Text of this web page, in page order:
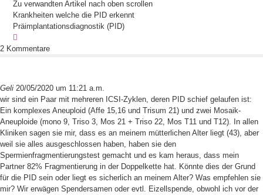
Zu verwandten Artikel nach oben scrollen
Krankheiten welche die PID erkennt
Präimplantationsdiagnostik (PID)
2 Kommentare
Geli 20/05/2020 um 11:21 a.m.
wir sind ein Paar mit mehreren ICSI-Zyklen, deren PID schief gelaufen ist:
Ein komplexes Aneuploid (Affe 15,16 und Trisum 21) und zwei Mosaik-
Aneuploide (mono 9, Triso 3, Mos 21 + Triso 22, Mos T11 und T12). In allen
Kliniken sagen sie mir, dass es an meinem mütterlichen Alter liegt (43), aber
weil sie alles ausgeschlossen haben, haben sie den
Spermienfragmentierungstest gemacht und es kam heraus, dass mein
Partner 82% Fragmentierung in der Doppelkette hat. Könnte dies der Grund
für die PID sein oder liegt es sicherlich an meinem Alter? Was empfehlen sie
mir? Wir erwägen Spendersamen oder evtl. Eizellspende, obwohl ich vor der